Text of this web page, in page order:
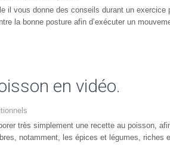
il vous donne des conseils durant un exercice
la bonne posture afin d’exécuter un
en vidéo.
très simplement une recette au poisson,
notamment, les épices et légumes, riches